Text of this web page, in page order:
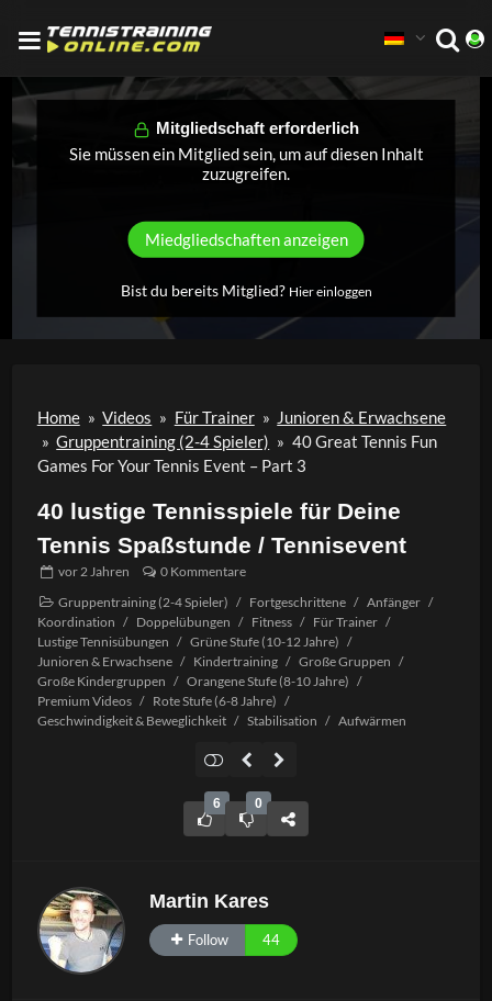
Mitgliedschaft erforderlich
Sie müssen ein Mitglied sein, um auf diesen Inhalt
zuzugreifen.
Miedgliedschaften anzeigen
Bist du bereits Mitglied? Hier einloggen
Home » Videos » Für Trainer » Junioren & Erwachsene
» Gruppentraining (2-4 Spieler) » 40 Great Tennis Fun
Games For Your Tennis Event – Part 3
40 lustige Tennisspiele für Deine
Tennis Spaßstunde / Tennisevent
vor2 Jahren
0 Kommentare
Gruppentraining (2-4 Spieler) / Fortgeschrittene / Anfänger /
Koordination / Doppelübungen / Fitness / Für Trainer /
Lustige Tennisübungen / Grüne Stufe (10-12 Jahre) /
Junioren & Erwachsene / Kindertraining / Große Gruppen /
Große Kindergruppen / Orangene Stufe (8-10 Jahre) /
Premium Videos / Rote Stufe (6-8 Jahre) /
Geschwindigkeit & Beweglichkeit / Stabilisation / Aufwärmen
6 0
Martin Kares
Follow 44